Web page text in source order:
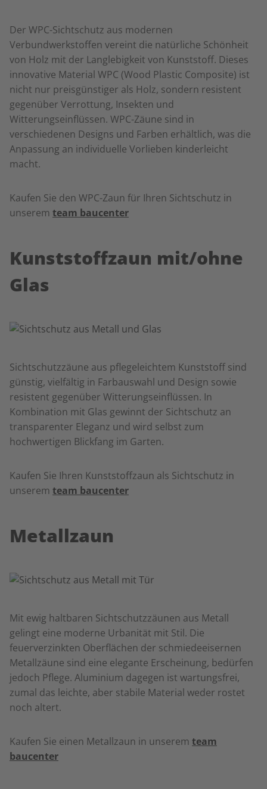
Der WPC-Sichtschutz aus modernen
Verbundwerkstoffen vereint die natürliche Schönheit
von Holz mit der Langlebigkeit von Kunststoff. Dieses
innovative Material WPC (Wood Plastic Composite) ist
nicht nur preisgünstiger als Holz, sondern resistent
gegenüber Verrottung, Insekten und
Witterungseinflüssen. WPC-Zäune sind in
verschiedenen Designs und Farben erhältlich, was die
Anpassung an individuelle Vorlieben kinderleicht
macht.
Kaufen Sie den WPC-Zaun für Ihren Sichtschutz in
unserem team baucenter
Kunststoffzaun mit/ohne
Glas
Sichtschutzzäune aus pflegeleichtem Kunststoff sind
günstig, vielfältig in Farbauswahl und Design sowie
resistent gegenüber Witterungseinflüssen. In
Kombination mit Glas gewinnt der Sichtschutz an
transparenter Eleganz und wird selbst zum
hochwertigen Blickfang im Garten.
Kaufen Sie Ihren Kunststoffzaun als Sichtschutz in
unserem team baucenter
Metallzaun
Mit ewig haltbaren Sichtschutzzäunen aus Metall
gelingt eine moderne Urbanität mit Stil. Die
feuerverzinkten Oberflächen der schmiedeeisernen
Metallzäune sind eine elegante Erscheinung, bedürfen
jedoch Pflege. Aluminium dagegen ist wartungsfrei,
zumal das leichte, aber stabile Material weder rostet
noch altert.
Kaufen Sie einen Metallzaun in unserem team
baucenter